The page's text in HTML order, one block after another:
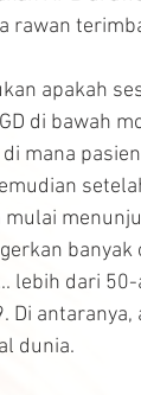
apakah
di bawah
mana
lebih dari
Di
dunia.